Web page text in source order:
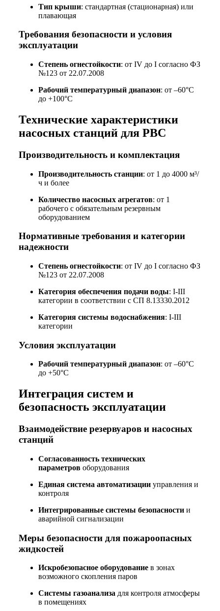
Тип крыши: стандартная (стационарная) или
плавающая
Требования безопасности и условия
эксплуатации
Степень огнестойкости: от IV до I согласно ФЗ
№123 от 22.07.2008
Рабочий температурный диапазон: от –60°C
до +100°C
Технические характеристики
насосных станций для РВС
Производительность и комплектация
Производительность станции: от 1 до 4000 м³/
ч и более
Количество насосных агрегатов: от 1
рабочего с обязательным резервным
оборудованием
Нормативные требования и категории
надежности
Степень огнестойкости: от IV до I согласно ФЗ
№123 от 22.07.2008
Категория обеспечения подачи воды: I-III
категории в соответствии с СП 8.13330.2012
Категория системы водоснабжения: I-III
категории
Условия эксплуатации
Рабочий температурный диапазон: от –60°C
до +50°C
Интеграция систем и
безопасность эксплуатации
Взаимодействие резервуаров и насосных
станций
Согласованность технических
параметров оборудования
Единая система автоматизации управления и
контроля
Интегрированные системы безопасности и
аварийной сигнализации
Меры безопасности для пожароопасных
жидкостей
Искробезопасное оборудование в зонах
возможного скопления паров
Системы газоанализа для контроля атмосферы
в помещениях